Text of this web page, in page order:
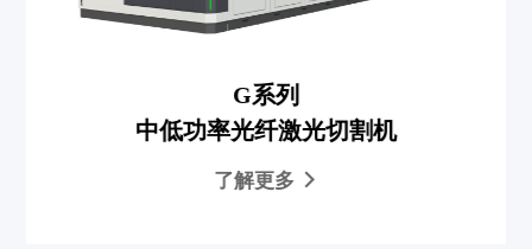
G系列
中低功率光纤激光切割机
了解更多